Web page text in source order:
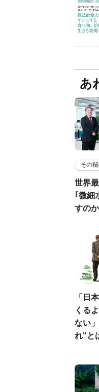
あ
その
世界
｢微細
すのか
「日
くる
ない
れ"と